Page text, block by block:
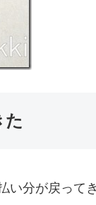
た
い分が戻って